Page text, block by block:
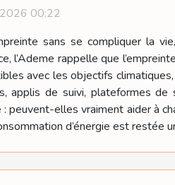
00:22
sans se compliquer la
l’Ademe rappelle que
avec les objectifs
applis de suivi, plateformes
peuvent-elles vraiment aider à
d’énergie est restée